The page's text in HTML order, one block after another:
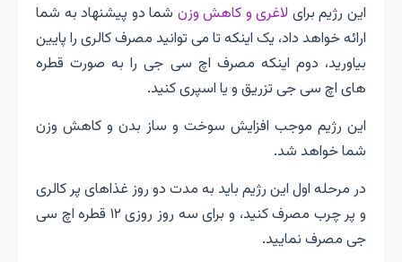
این رژیم برای لاغری و کاهش وزن شما دو پیشنهاد به شما
ارائه خواهد داد، یک اینکه تا می توانید مصرف کالری را پایین
بیاورید، دوم اینکه مصرف اچ سی جی را به صورت قطره
های اچ سی جی تزریق و یا اسپری کنید.
این رژیم موجب افزایش سوخت و ساز بدن و کاهش وزن
شما خواهد شد.
در مرحله اول این رژیم باید به مدت دو روز غذاهای پر کالری
و پر چرب مصرف کنید، و برای سه روز روزی ۱۲ قطره اچ سی
جی مصرف نمایید.